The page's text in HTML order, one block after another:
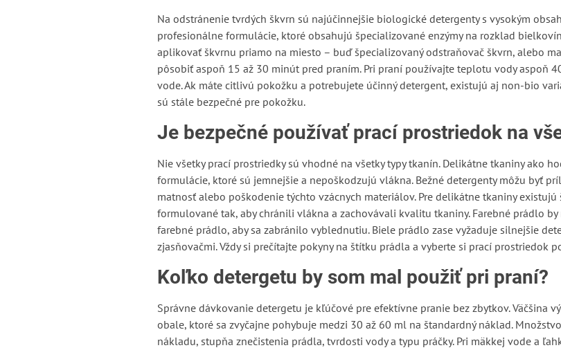
Na odstránenie tvrdých škvrn sú najúčinnejšie biologické detergenty s vysokým
profesionálne formulácie, ktoré obsahujú špecializované enzýmy na rozklad
aplikovať škvrnu priamo na miesto – buď špecializovaný odstraňovač škvrn, alebo
pôsobiť aspoň 15 až 30 minút pred praním. Pri praní používajte teplotu vody aspoň
vode. Ak máte citlivú pokožku a potrebujete účinný detergent, existujú aj non-bio
sú stále bezpečné pre pokožku.
Je bezpečné používať prací prostriedok na
Nie všetky prací prostriedky sú vhodné na všetky typy tkanín. Delikátne tkaniny ako
formulácie, ktoré sú jemnejšie a nepoškodzujú vlákna. Bežné detergenty môžu byť
matnosť alebo poškodenie týchto vzácnych materiálov. Pre delikátne tkaniny
formulované tak, aby chránili vlákna a zachovávali kvalitu tkaniny. Farebné prádlo
farebné prádlo, aby sa zabránilo vyblednutiu. Biele prádlo zase vyžaduje silnejšie
zjasňovačmi. Vždy si prečítajte pokyny na štítku prádla a vyberte si prací prostriedok
Koľko detergetu by som mal použiť pri praní?
Správne dávkovanie detergetu je kľúčové pre efektívne pranie bez zbytkov. Väčšina
obale, ktoré sa zvyčajne pohybuje medzi 30 až 60 ml na štandardný náklad.
nákladu, stupňa znečistenia prádla, tvrdosti vody a typu práčky. Pri mäkkej vode a